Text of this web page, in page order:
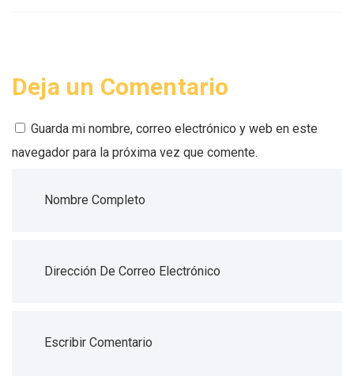
Deja un Comentario
Guarda mi nombre, correo electrónico y web en este
navegador para la próxima vez que comente.